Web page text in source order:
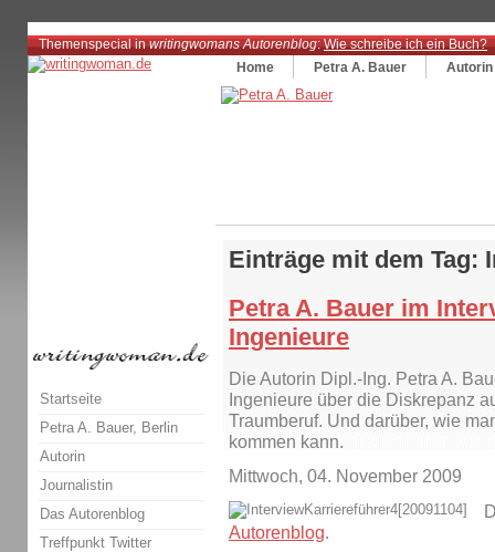
Themenspecial inwritingwomans Autorenblog:Wie schreibe ich ein Buch?
Home
Petra A. Bauer Autorin
Einträge mit dem Tag:
Petra A. Bauer im
Ingenieure
Die Autorin Dipl.-Ing. Petra A.
Ingenieure über die Diskrepanz
Traumberuf. Und darüber, wie
kommen kann.
Mittwoch, 04. November 2009
Autorenblog.
Startseite
Petra A. Bauer, Berlin
Autorin
Journalistin
Das Autorenblog
Treffpunkt Twitter